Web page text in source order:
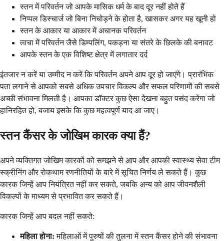
स्तन में परिवर्तन जो आपके मासिक धर्म के बाद दूर नहीं होते हैं
निप्पल डिस्चार्ज जो बिना निचोड़ने के होता है, खासकर अगर यह खूनी हो
स्तन के आकार या आकार में अचानक परिवर्तन
त्वचा में परिवर्तन जैसे डिम्पलिंग, पकड़ना या संतरे के छिलके की बनावट
आपके स्तन के एक विशिष्ट क्षेत्र में लगातार दर्द
इंतजार न करें या उम्मीद न करें कि परिवर्तन अपने आप दूर हो जाएंगे। प्रारंभिक
पता लगाने से आपको सबसे अधिक उपचार विकल्प और सफल परिणामों की सबसे
अच्छी संभावना मिलती है। आपका डॉक्टर कुछ ऐसा देखना बहुत पसंद करेगा जो
हानिरहित हो, बजाय इसके कि कुछ महत्वपूर्ण याद आ जाए।
स्तन कैंसर के जोखिम कारक क्या हैं?
अपने व्यक्तिगत जोखिम कारकों को समझने से आप और आपकी स्वास्थ्य सेवा टीम
स्क्रीनिंग और रोकथाम रणनीतियों के बारे में सूचित निर्णय ले सकते हैं। कुछ
कारक जिन्हें आप नियंत्रित नहीं कर सकते, जबकि अन्य को आप जीवनशैली
विकल्पों के माध्यम से प्रभावित कर सकते हैं।
कारक जिन्हें आप बदल नहीं सकते:
महिला होना: महिलाओं में पुरुषों की तुलना में स्तन कैंसर होने की संभावना